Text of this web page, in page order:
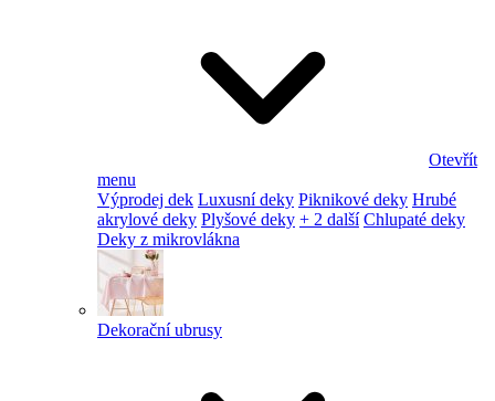
Otevřít
menu
Výprodej dek Luxusní deky Piknikové deky Hrubé
akrylové deky Plyšové deky + 2 další Chlupaté deky
Deky z mikrovlákna
Dekorační ubrusy